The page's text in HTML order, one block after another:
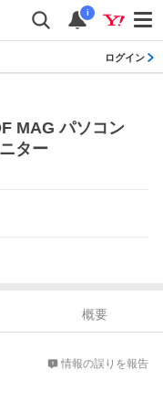
i
ログイン
MAG パソコン
ター
概要
情報の誤りを報告